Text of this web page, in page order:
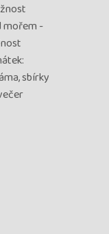
mořem -
sbírky